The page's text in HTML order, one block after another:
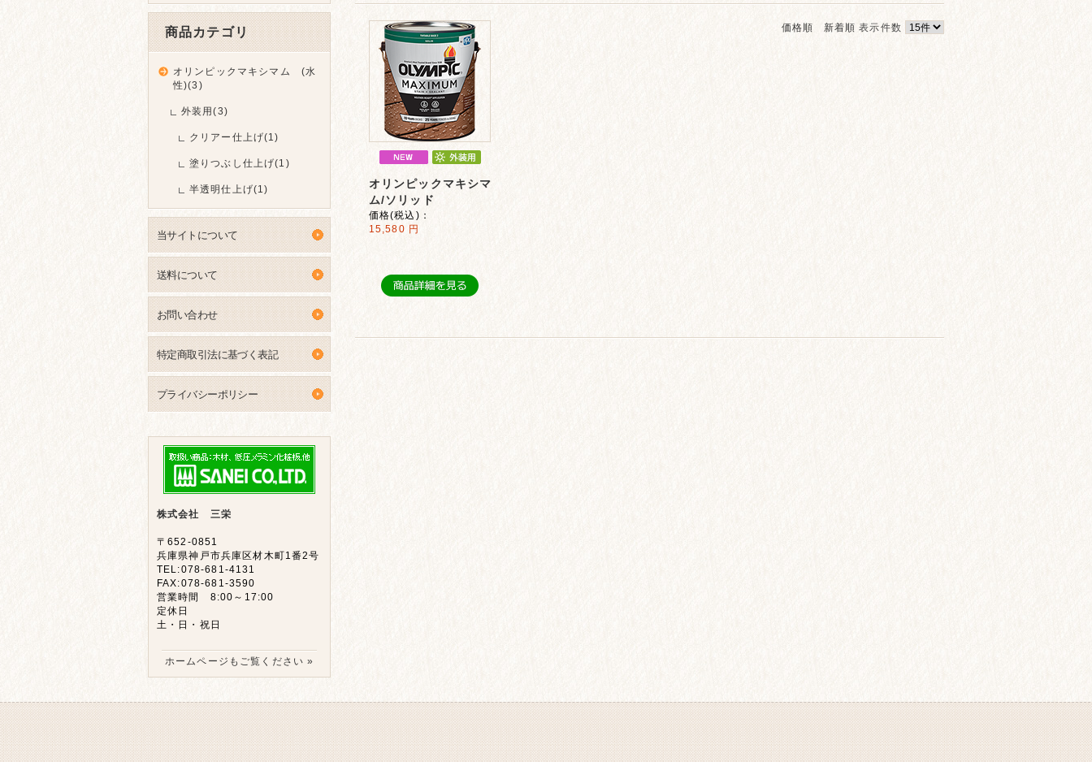
商品カテゴリ
オリンピックマキシマム (水
性)(3)
外装用(3)
クリアー仕上げ(1)
塗りつぶし仕上げ(1)
半透明仕上げ(1)
当サイトについて
送料について
お問い合わせ
特定商取引法に基づく表記
プライバシーポリシー
株式会社 三栄
〒652-0851
兵庫県神戸市兵庫区材木町1番2号
TEL:078-681-4131
FAX:078-681-3590
営業時間 8:00～17:00
定休日
土・日・祝日
ホームページもご覧ください »
オリンピックマキシマ
ム/ソリッド
価格(税込)：
15,580 円
価格順 新着順 表示件数